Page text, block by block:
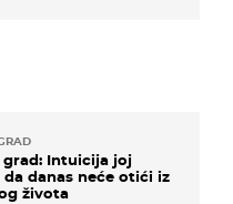
grad: Intuicija joj
danas neće otići iz
života